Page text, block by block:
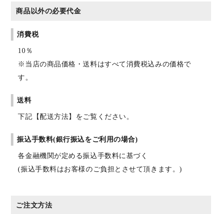
商品以外の必要代金
消費税
10％
※当店の商品価格・送料はすべて消費税込みの価格で
す。
送料
下記【配送方法】をご覧ください。
振込手数料(銀行振込をご利用の場合)
各金融機関が定める振込手数料に基づく
(振込手数料はお客様のご負担とさせて頂きます。)
ご注文方法